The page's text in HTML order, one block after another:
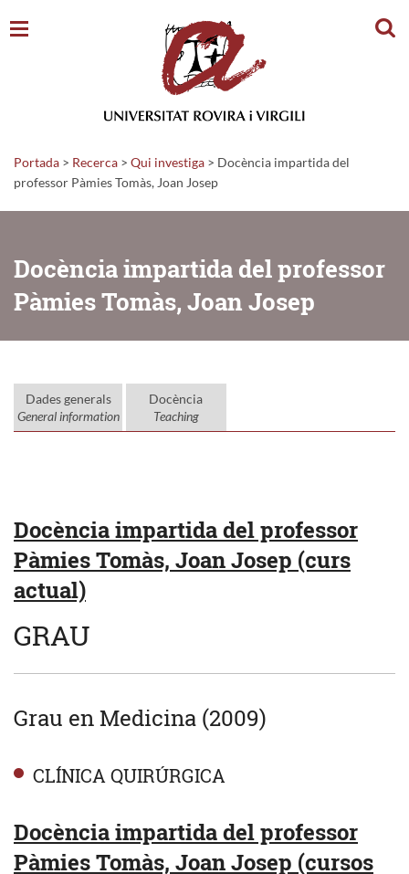
Portada > Recerca > Qui investiga > Docència impartida del
professor Pàmies Tomàs, Joan Josep
Docència impartida del professor
Pàmies Tomàs, Joan Josep
Dades generals
General information
Docència
Teaching
Docència impartida del professor
Pàmies Tomàs, Joan Josep (curs
actual)
GRAU
Grau en Medicina (2009)
CLÍNICA QUIRÚRGICA
Docència impartida del professor
Pàmies Tomàs, Joan Josep (cursos